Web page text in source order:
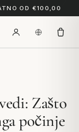
OD €100,00
Zašto
počinje